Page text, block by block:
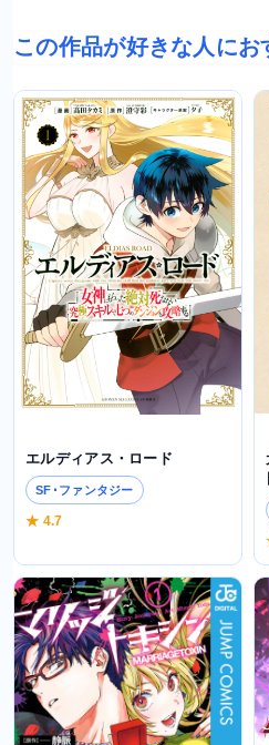
この作品が好きな人にお
エルディアス・ロード
SF･ファンタジー
★ 4.7